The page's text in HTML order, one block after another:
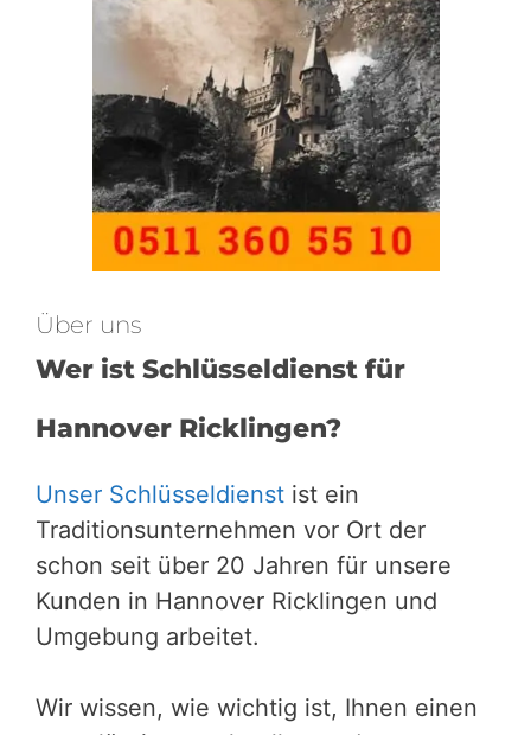
Über uns
Wer ist Schlüsseldienst für
Hannover Ricklingen?
Unser Schlüsseldienst ist ein
Traditionsunternehmen vor Ort der
schon seit über 20 Jahren für unsere
Kunden in Hannover Ricklingen und
Umgebung arbeitet.
Wir wissen, wie wichtig ist, Ihnen einen